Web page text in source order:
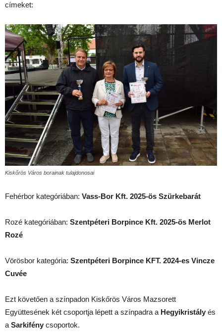
címeket:
Kiskőrös Város borainak tulajdonosai
Fehérbor kategóriában: Vass-Bor Kft. 2025-ös Szürkebarát
Rozé kategóriában: Szentpéteri Borpince Kft. 2025-ös Merlot
Rozé
Vörösbor kategória: Szentpéteri Borpince KFT. 2024-es Vincze
Cuvée
Ezt követően a színpadon Kiskőrös Város Mazsorett
Együttesének két csoportja lépett a színpadra a Hegyikristály és
a Sarkifény csoportok.